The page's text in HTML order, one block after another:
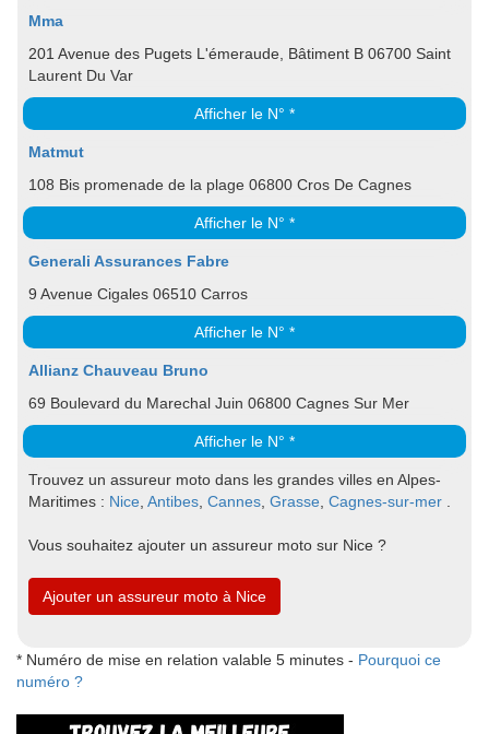
Mma
201 Avenue des Pugets L'émeraude, Bâtiment B 06700 Saint
Laurent Du Var
Afficher le N° *
Matmut
108 Bis promenade de la plage 06800 Cros De Cagnes
Afficher le N° *
Generali Assurances Fabre
9 Avenue Cigales 06510 Carros
Afficher le N° *
Allianz Chauveau Bruno
69 Boulevard du Marechal Juin 06800 Cagnes Sur Mer
Afficher le N° *
Trouvez un assureur moto dans les grandes villes en Alpes-
Maritimes : Nice Antibes Cannes Grasse Cagnes-sur-mer
Vous souhaitez ajouter un assureur moto sur Nice ?
Ajouter un assureur moto à Nice
* Numéro de mise en relation valable 5 minutes - Pourquoi ce
numéro ?